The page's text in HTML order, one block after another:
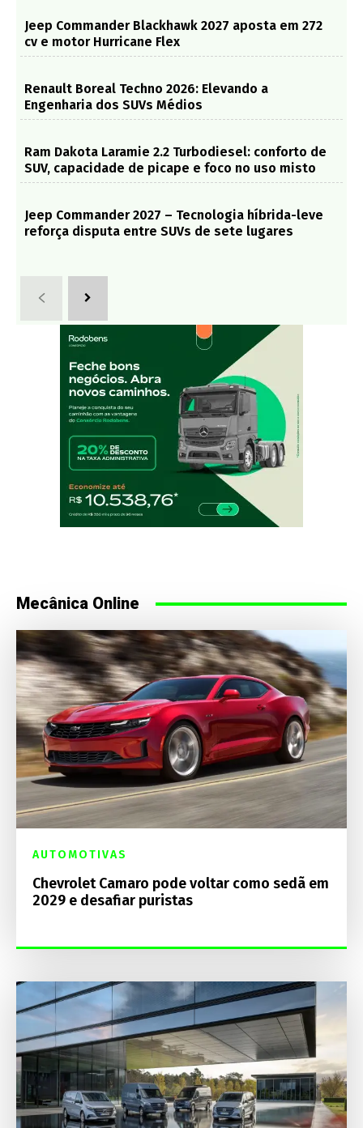
Jeep Commander Blackhawk 2027 aposta em 272
cv e motor Hurricane Flex
Renault Boreal Techno 2026: Elevando a
Engenharia dos SUVs Médios
Ram Dakota Laramie 2.2 Turbodiesel: conforto de
SUV, capacidade de picape e foco no uso misto
Jeep Commander 2027 – Tecnologia híbrida-leve
reforça disputa entre SUVs de sete lugares
Mecânica Online
AUTOMOTIVAS
Chevrolet Camaro pode voltar como sedã em
2029 e desafiar puristas